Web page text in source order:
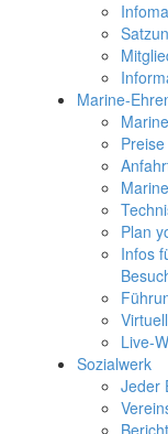
Marine-
Plan
Infos
Live-
Sozialwerk
Jeder